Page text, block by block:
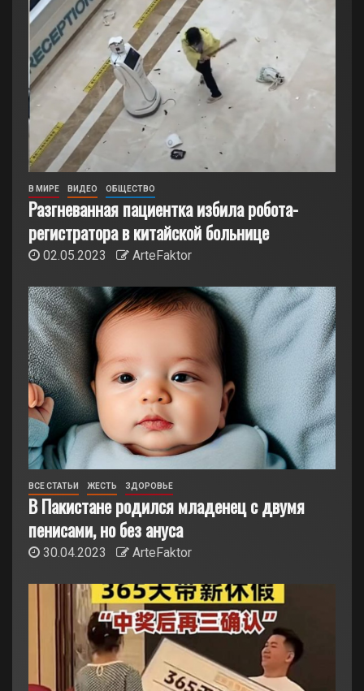
В МИРЕ ВИДЕО ОБЩЕСТВО
Разгневанная пациентка избила робота-
регистратора в китайской больнице
02.05.2023 ArteFaktor
ВСЕ СТАТЬИ ЖЕСТЬ ЗДОРОВЬЕ
В Пакистане родился младенец с двумя
пенисами, но без ануса
30.04.2023 ArteFaktor